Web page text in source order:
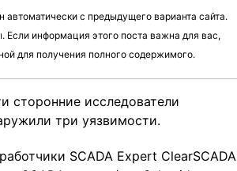
автоматически с предыдущего варианта сайта.
Если информация этого поста важна для вас,
для получения полного содержимого.
сторонние исследователи
три уязвимости.
SCADA Expert ClearSCADA